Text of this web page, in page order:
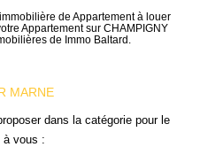
de Appartement à louer
Appartement sur CHAMPIGNY
de Immo Baltard.
MARNE
dans la catégorie pour le
à vous :